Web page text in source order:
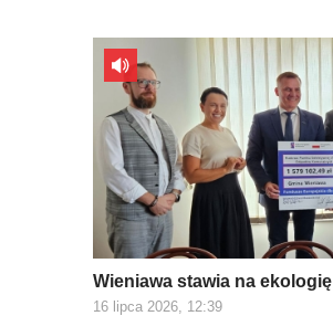
Wieniawa stawia na ekologię
16 lipca 2026, 12:39